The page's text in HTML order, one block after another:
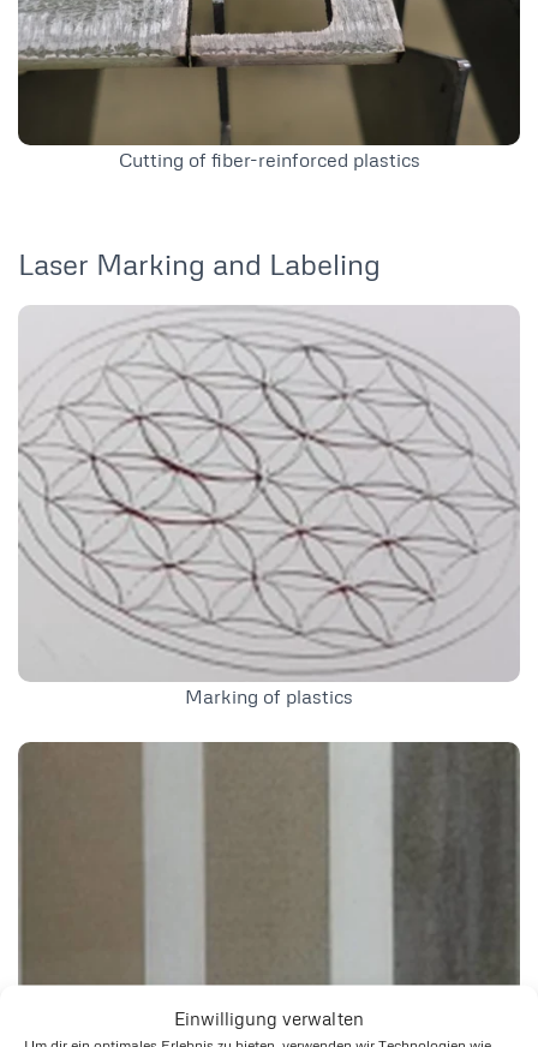
Einwilligung verwalten
Cutting of fiber-reinforced plastics
Laser Marking and Labeling
Marking of plastics